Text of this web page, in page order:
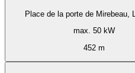
Place de la porte de Mirebeau,
max. 50 kW
452 m